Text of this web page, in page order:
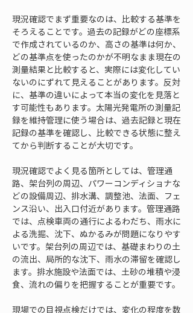
現況確認でまず重要なのは、比較する基準を
そろえることです。過去の記録がどの座標系
で作成されているのか、高さの基準は何か、
どの基準点を使ったのかが不明なまま現在の
測量結果と比較すると、実際には変化してい
ないのにずれて見えることがあります。反対
に、基準の違いによって本当の変化を見落と
す可能性もあります。太陽光発電所の測量記
録を維持管理に使う場合は、過去記録と現在
記録の基準を確認し、比較できる状態に整え
てから判断することが大切です。
現況確認でよく見る箇所としては、管理通
路、架台列の周辺、パワーコンディショナな
どの設備周辺、排水溝、調整池、法面、フェ
ンス沿い、出入口付近があります。管理通路
では、点検車両の通行によるわだち、雨水に
よる洗掘、沈下、ぬかるみが問題になりやす
いです。架台列の周辺では、基礎まわりの土
の流出、局所的な沈下、雨水の滞留を確認し
ます。排水施設や法面では、土砂の堆積や浸
食、流れの偏りを把握することが重要です。
現場での目視点検だけでは、変化の程度を数